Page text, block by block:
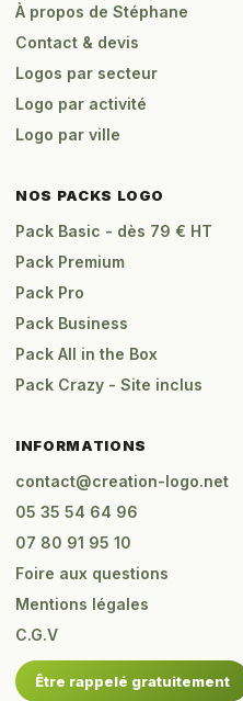
À propos de Stéphane
Contact & devis
Logos par secteur
Logo par activité
Logo par ville
NOS PACKS LOGO
Pack Basic - dès 79 € HT
Pack Premium
Pack Pro
Pack Business
Pack All in the Box
Pack Crazy - Site inclus
INFORMATIONS
contact@creation-logo.net
05 35 54 64 96
07 80 91 95 10
Foire aux questions
Mentions légales
C.G.V
Être rappelé gratuitement